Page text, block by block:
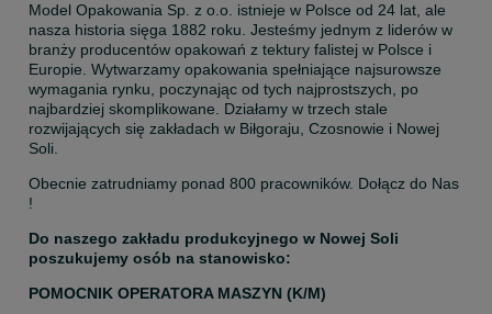
Model Opakowania Sp. z o.o. istnieje w Polsce od 24 lat, ale
nasza historia sięga 1882 roku. Jesteśmy jednym z liderów w
branży producentów opakowań z tektury falistej w Polsce i
Europie. Wytwarzamy opakowania spełniające najsurowsze
wymagania rynku, poczynając od tych najprostszych, po
najbardziej skomplikowane. Działamy w trzech stale
rozwijających się zakładach w Biłgoraju, Czosnowie i Nowej
Soli.
Obecnie zatrudniamy ponad 800 pracowników. Dołącz do Nas
!
Do naszego zakładu produkcyjnego w Nowej Soli
poszukujemy osób na stanowisko:
POMOCNIK OPERATORA MASZYN (K/M)